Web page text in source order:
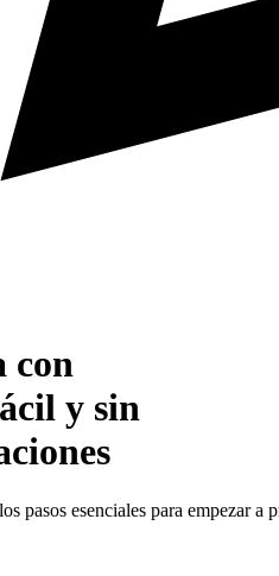
con
y sin
pasos esenciales para empezar